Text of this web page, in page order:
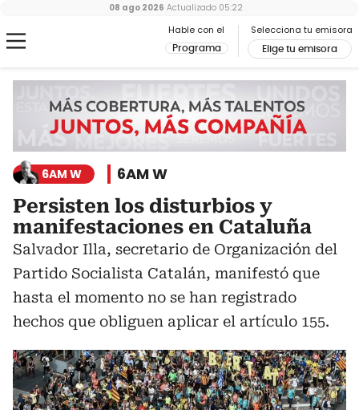
Hable con el
Programa
Selecciona tu emisora
Elige tu emisora
08 ago 2026 Actualizado 05:22
6AM W 6AM W
Persisten los disturbios y
manifestaciones en Cataluña
Salvador Illa, secretario de Organización del
Partido Socialista Catalán, manifestó que
hasta el momento no se han registrado
hechos que obliguen aplicar el artículo 155.